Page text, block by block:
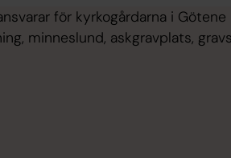
för kyrkogårdarna i
minneslund, askgravplats,